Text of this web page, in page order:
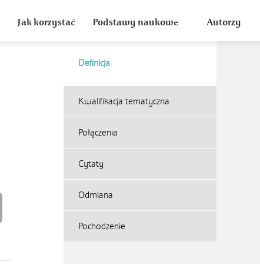
Jak korzystać Podstawy naukowe Autorzy
Definicja
Kwalifikacja tematyczna
Połączenia
Cytaty
Odmiana
Pochodzenie